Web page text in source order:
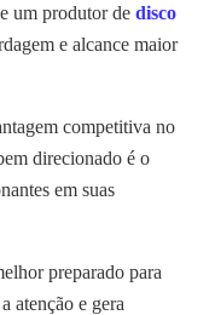
um produtor de disco
e alcance maior
competitiva no
direcionado é o
em suas
preparado para
atenção e gera